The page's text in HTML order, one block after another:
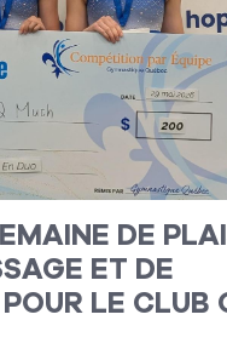
DE
ET DE
LE CLUB